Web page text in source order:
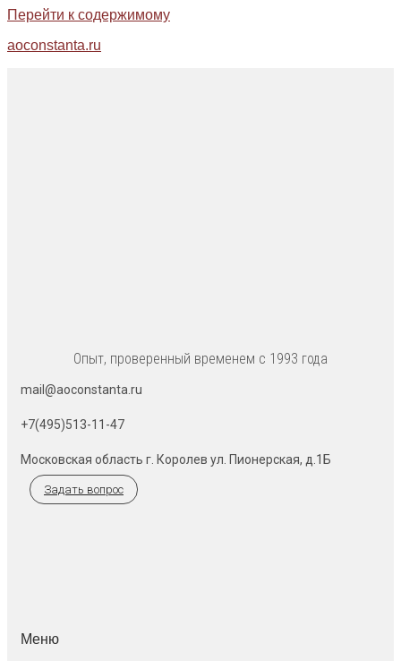
Перейти к содержимому
aoconstanta.ru
Опыт, проверенный временем с 1993 года
mail@aoconstanta.ru
+7(495)513-11-47
Московская область г. Королев ул. Пионерская, д.1Б
Задать вопрос
Меню